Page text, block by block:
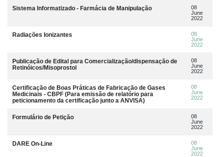
Sistema Informatizado - Farmácia de Manipulação
08
June
2022
Radiações Ionizantes
08
June
2022
Publicação de Edital para Comercialização/dispensação de
Retinóicos/Misoprostol
08
June
2022
Certificação de Boas Práticas de Fabricação de Gases
Medicinais - CBPF (Para emissão de relatório para
peticionamento da certificação junto a ANVISA)
08
June
2022
Formulário de Petição
08
June
2022
DARE On-Line
08
June
2022